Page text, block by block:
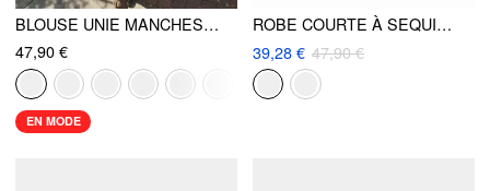
BLOUSE UNIE MANCHES COURTES COL CARRÉ À VOLANTS NOUÉS
47,90 €
EN MODE
ROBE COURTE À SEQUINS, DÉCOLLETÉ CŒUR ET ZIP
39,28 € 47,90 €